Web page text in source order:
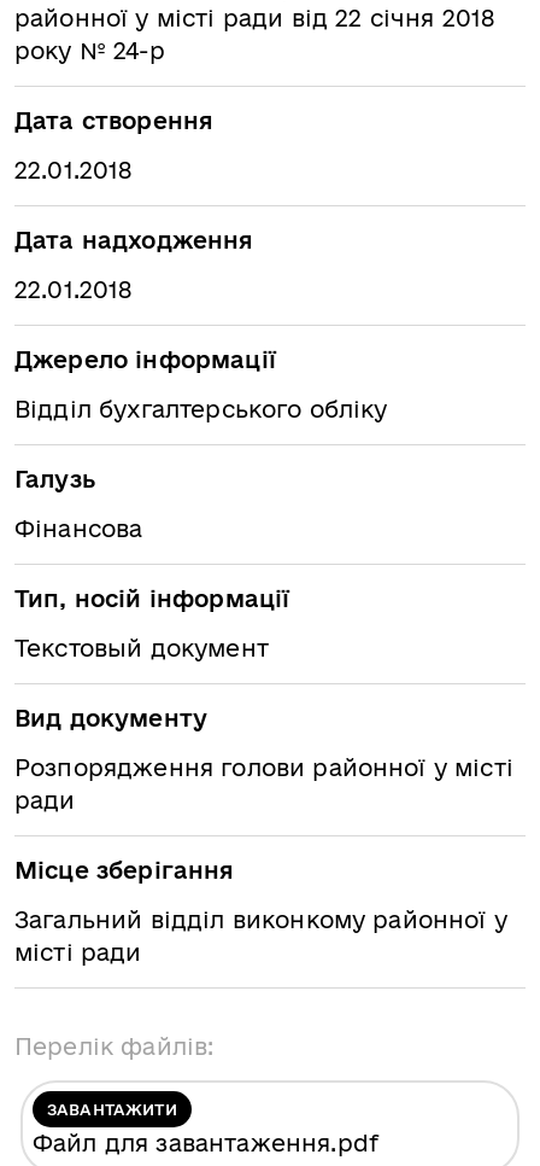
районної у місті ради від 22 січня 2018
року № 24-р
Дата створення
22.01.2018
Дата надходження
22.01.2018
Джерело інформації
Відділ бухгалтерського обліку
Галузь
Фінансова
Тип, носій інформації
Текстовый документ
Вид документу
Розпорядження голови районної у місті
ради
Місце зберігання
Загальний відділ виконкому районної у
місті ради
Перелік файлів:
ЗАВАНТАЖИТИ
Файл для завантаження.pdf